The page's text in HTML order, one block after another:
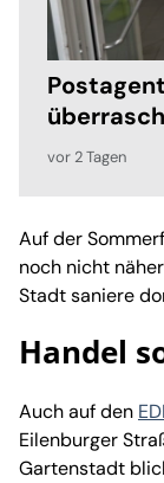
vor 2 Tagen
Auf der
noch nicht
Stadt saniere
Handel
Auch auf den
Eilenburger
Gartenstadt